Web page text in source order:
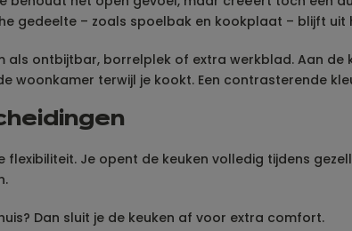
gedeelte – zoals spoelbak en kookplaat – blijft uit
als ontbijtbar, borrelplek of extra werkblad. Aan
terwijl je kookt. Een contrasterende
Je opent de keuken volledig tijdens
Dan sluit je de keuken af voor extra comfort.